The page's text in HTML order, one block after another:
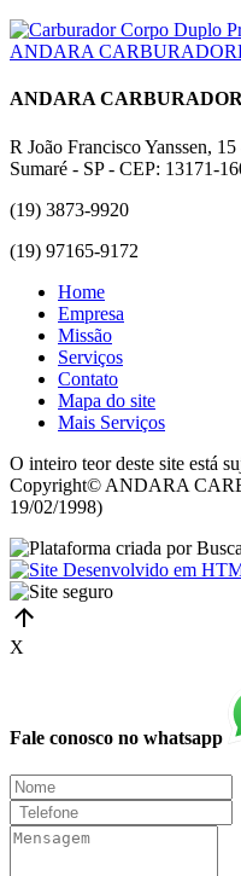
ANDARA
R João Francisco Yanssen,
Sumaré - SP - CEP: 13171-
(19) 3873-9920
(19) 97165-9172
Home
Empresa
Missão
Serviços
Contato
Mapa do site
Mais Serviços
O inteiro teor deste site está
Copyright© ANDARA
19/02/1998)
X
Fale conosco no whatsapp